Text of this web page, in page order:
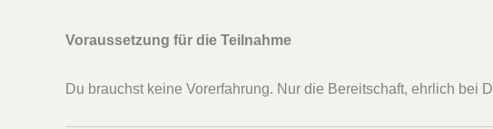
Voraussetzung für die Teilnahme
Du brauchst keine Vorerfahrung. Nur die Bereitschaft, ehrlich bei